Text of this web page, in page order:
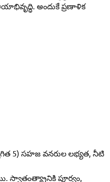
అందుకే ప్రణాళిక
5) సహజ వనరుల లభ్యత, నీటి
పూర్వం,